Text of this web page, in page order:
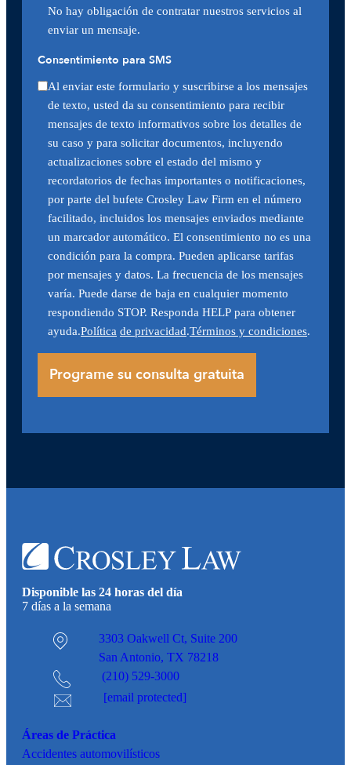
No hay obligación de contratar nuestros servicios al
enviar un mensaje.
Consentimiento para SMS
Al enviar este formulario y suscribirse a los mensajes
de texto, usted da su consentimiento para recibir
mensajes de texto informativos sobre los detalles de
su caso y para solicitar documentos, incluyendo
actualizaciones sobre el estado del mismo y
recordatorios de fechas importantes o notificaciones,
por parte del bufete Crosley Law Firm en el número
facilitado, incluidos los mensajes enviados mediante
un marcador automático. El consentimiento no es una
condición para la compra. Pueden aplicarse tarifas
por mensajes y datos. La frecuencia de los mensajes
varía. Puede darse de baja en cualquier momento
respondiendo STOP. Responda HELP para obtener
ayuda.Política de privacidad.Términos y condiciones.
Disponible las 24 horas del día
7 días a la semana
3303 Oakwell Ct, Suite 200
San Antonio, TX 78218
(210) 529-3000
[email protected]
Áreas de Práctica
Accidentes automovilísticos